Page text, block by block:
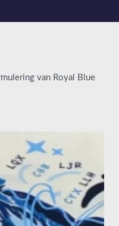
van Royal Blue